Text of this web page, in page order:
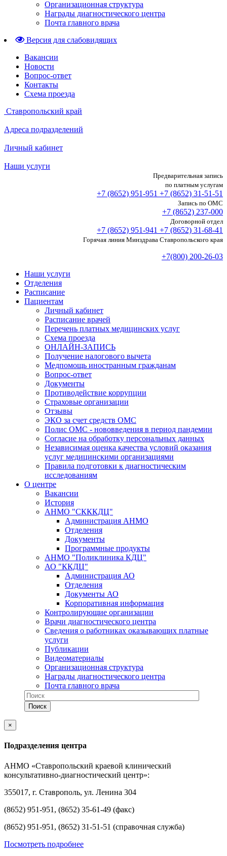
Организационная структура
Награды диагностического центра
Почта главного врача
Версия для слабовидящих
Вакансии
Новости
Вопрос-ответ
Контакты
Схема проезда
Ставропольский край
Адреса подразделений
Личный кабинет
Наши услуги
Предварительная запись
по платным услугам
+7 (8652) 951-951 +7 (8652) 31-51-51
Запись по ОМС
+7 (8652) 237-000
Договорной отдел
+7 (8652) 951-941 +7 (8652) 31-68-41
Горячая линия Минздрава Ставропольского края
+7(800) 200-26-03
Наши услуги
Отделения
Расписание
Пациентам
Личный кабинет
Расписание врачей
Перечень платных медицинских услуг
Схема проезда
ОНЛАЙН-ЗАПИСЬ
Получение налогового вычета
Медпомощь иностранным гражданам
Вопрос-ответ
Документы
Противодействие коррупции
Страховые организации
Отзывы
ЭКО за счет средств ОМС
Полис ОМС - нововведения в период пандемии
Согласие на обработку персональных данных
Независимая оценка качества условий оказания
услуг медицинскими организациями
Правила подготовки к диагностическим
исследованиям
О центре
Вакансии
История
АНМО "СКККДЦ"
Администрация АНМО
Отделения
Документы
Программные продукты
АНМО "Поликлиника КДЦ"
АО "ККДЦ"
Администрация АО
Отделения
Документы АО
Корпоративная информация
Контролирующие организации
Врачи диагностического центра
Сведения о работниках оказывающих платные
услуги
Публикации
Видеоматериалы
Организационная структура
Награды диагностического центра
Почта главного врача
×
Подразделения центра
АНМО «Ставропольский краевой клинический
консультативно-диагностический центр»:
355017, г. Ставрополь, ул. Ленина 304
(8652) 951-951, (8652) 35-61-49 (факс)
(8652) 951-951, (8652) 31-51-51 (справочная служба)
Посмотреть подробнее